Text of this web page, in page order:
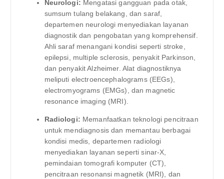
Neurologi: Mengatasi gangguan pada otak,
sumsum tulang belakang, dan saraf,
departemen neurologi menyediakan layanan
diagnostik dan pengobatan yang komprehensif.
Ahli saraf menangani kondisi seperti stroke,
epilepsi, multiple sclerosis, penyakit Parkinson,
dan penyakit Alzheimer. Alat diagnostiknya
meliputi electroencephalograms (EEGs),
electromyograms (EMGs), dan magnetic
resonance imaging (MRI).
Radiologi: Memanfaatkan teknologi pencitraan
untuk mendiagnosis dan memantau berbagai
kondisi medis, departemen radiologi
menyediakan layanan seperti sinar-X,
pemindaian tomografi komputer (CT),
pencitraan resonansi magnetik (MRI), dan